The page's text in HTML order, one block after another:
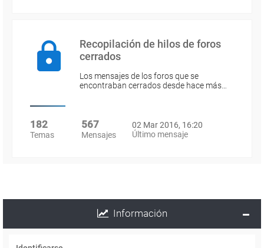
Recopilación de hilos de foros
cerrados
Los mensajes de los foros que se
encontraban cerrados desde hace más…
182
Temas
567
Mensajes
02 Mar 2016, 16:20
Último mensaje
Información